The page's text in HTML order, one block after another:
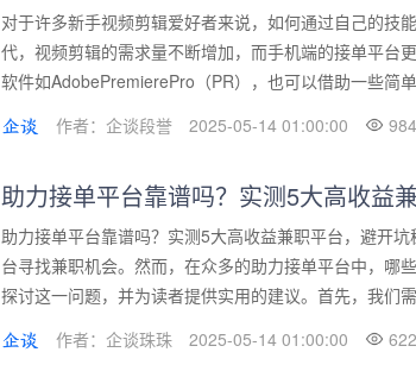
对于许多新手视频剪辑爱好者来说，如何通过自己的技
代，视频剪辑的需求量不断增加，而手机端的接单平台
软件如AdobePremierePro（PR），也可以借助一些简
作者：企谈段誉
2025-05-14 01:00:00 984
助力接单平台靠谱吗？实测5大高收益
助力接单平台靠谱吗？实测5大高收益兼职平台，避开
台寻找兼职机会。然而，在众多的助力接单平台中，哪
探讨这一问题，并为读者提供实用的建议。首先，我们
作者：企谈珠珠
2025-05-14 01:00:00 622